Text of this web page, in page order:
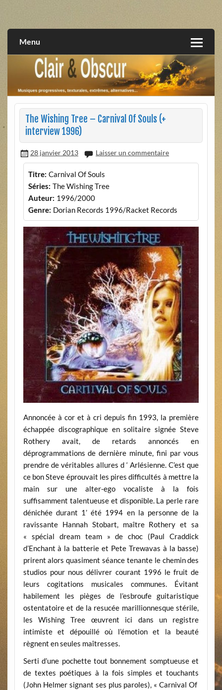
extrêmes, alternatives, texturales
Menu
The Wishing Tree – Carnival Of Souls (+
interview 1996)
28 janvier 2013 Laisser un commentaire
Titre: Carnival Of Souls
Séries: The Wishing Tree
Auteur: 1996/2000
Genre: Dorian Records 1996/Racket Records
Annoncée à cor et à cri depuis fin 1993, la première
échappée discographique en solitaire signée Steve
Rothery avait, de retards annoncés en
déprogrammations de dernière minute, fini par vous
prendre de véritables allures d ‘ Arlésienne. C’est que
ce bon Steve éprouvait les pires difficultés à mettre la
main sur une alter-ego vocaliste à la fois
suffisamment talentueuse et disponible. La perle rare
dénichée durant 1’ été 1994 en la personne de la
ravissante Hannah Stobart, maître Rothery et sa
« spécial dream team » de choc (Paul Craddick
d’Enchant à la batterie et Pete Trewavas à la basse)
prirent alors quasiment séance tenante le chemin des
studios pour nous délivrer courant 1996 le fruit de
leurs cogitations musicales communes. Évitant
habilement les pièges de l’esbroufe guitaristique
ostentatoire et de la resucée marillionnesque stérile,
les Wishing Tree œuvrent ici dans un registre
intimiste et dépouillé où l’émotion et la beauté
règnent en seules maîtresses.
Serti d’une pochette tout bonnement somptueuse et
de textes poétiques à la fois simples et touchants
(John Helmer signant ses plus paroles), « Carnival Of